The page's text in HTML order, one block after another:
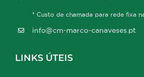
* Custo de chamada para rede fixa
info@cm-marco-canaveses.pt
LINKS ÚTEIS